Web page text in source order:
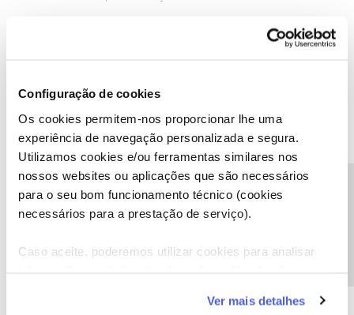
Configuração de cookies
Os cookies permitem-nos proporcionar lhe uma
experiência de navegação personalizada e segura.
Utilizamos cookies e/ou ferramentas similares nos
nossos websites ou aplicações que são necessários
para o seu bom funcionamento técnico (cookies
necessários para a prestação de serviço).
Caso aceite, poderemos utilizar cookies para analisar
funcionalidades (cookies de personalização e
Ver mais detalhes
C CRISTINA PINHEIRO AUTOR
Não existe nenhuma opção para activar... Apenas para subscrever
... :( :(
Olaf Forum|Forum|1 year ago